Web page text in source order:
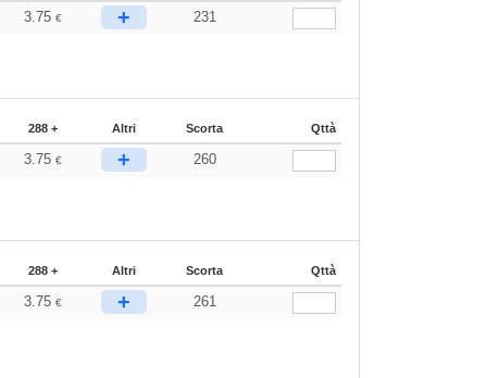
3.75 € + 231
288 + Altri Scorta Qttà
3.75 € + 260
288 + Altri Scorta Qttà
3.75 € + 261